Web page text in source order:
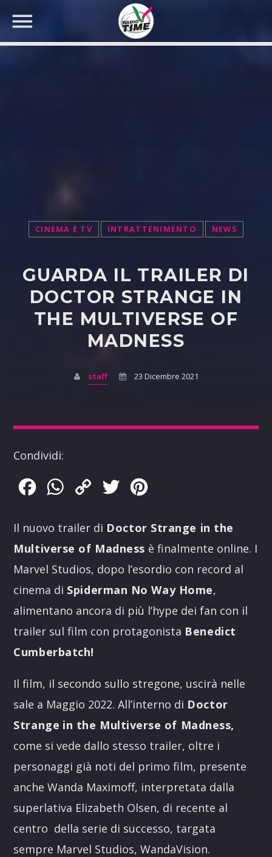
CINEMA E TV INTRATTENIMENTO NEWS
GUARDA IL TRAILER DI
DOCTOR STRANGE IN
THE MULTIVERSE OF
MADNESS
staff 23 Dicembre 2021
Condividi:
FacebookWhatsApp
Copy
Twitter
Il nuovo trailer di Doctor Strange in the
Multiverse of Madness è finalmente online. I
Marvel Studios, dopo l’esordio con record al
cinema di Spiderman No Way Home,
alimentano ancora di più l’hype dei fan con il
trailer sul film con protagonista Benedict
Cumberbatch!
Il film, il secondo sullo stregone, uscirà nelle
sale a Maggio 2022. All’interno di Doctor
Strange in the Multiverse of Madness,
come si vede dallo stesso trailer, oltre i
personaggi già noti del primo film, presente
anche Wanda Maximoff, interpretata dalla
superlativa Elizabeth Olsen, di recente al
centro della serie di successo, targata
sempre Marvel Studios, WandaVision.